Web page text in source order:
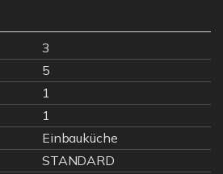
3
5
1
1
Einbauküche
STANDARD